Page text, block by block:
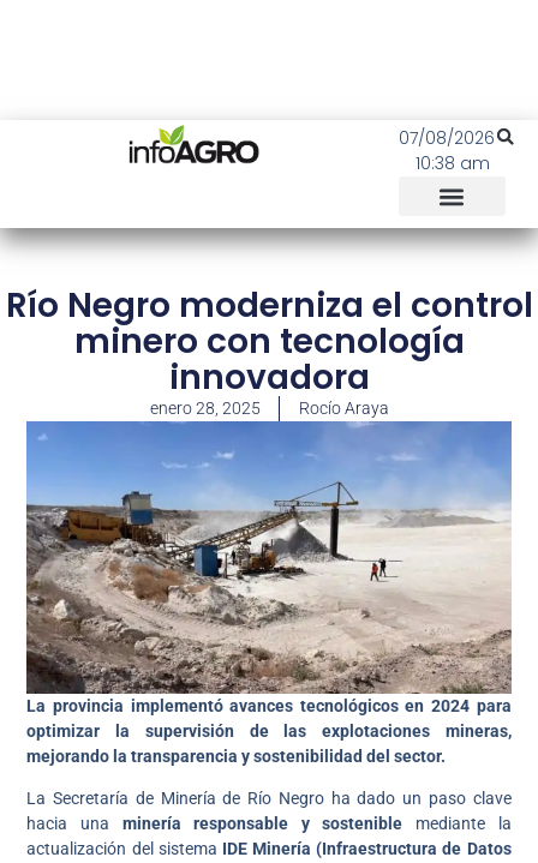
07/08/2026
10:38 am
Río Negro moderniza el control
minero con tecnología
innovadora
enero 28, 2025 Rocío Araya
La provincia implementó avances tecnológicos en 2024 para
optimizar la supervisión de las explotaciones mineras,
mejorando la transparencia y sostenibilidad del sector.
La Secretaría de Minería de Río Negro ha dado un paso clave
hacia una minería responsable y sostenible mediante la
actualización del sistema IDE Minería (Infraestructura de Datos